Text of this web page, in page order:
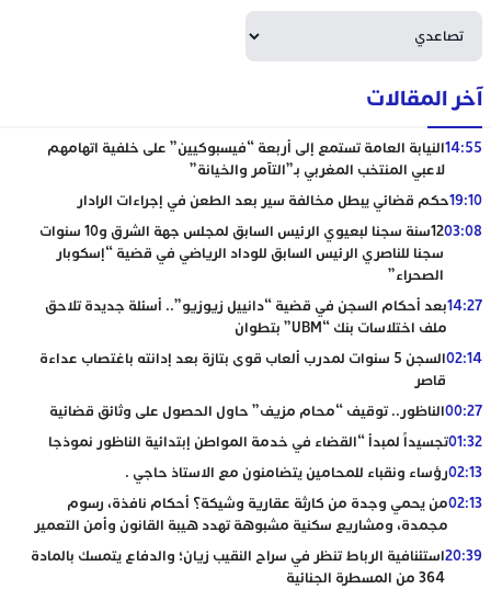
آخر المقالات
14:55النيابة العامة تستمع إلى أربعة “فيسبوكيين” على خلفية اتهامهم
لاعبي المنتخب المغربي بـ”التآمر والخيانة”
19:10حكم قضائي يبطل مخالفة سير بعد الطعن في إجراءات الرادار
03:08
12سنة سجنا لبعيوي الرئيس السابق لمجلس جهة الشرق و10 سنوات
سجنا للناصري الرئيس السابق للوداد الرياضي في قضية “إسكوبار
الصحراء”
14:27بعد أحكام السجن في قضية “دانييل زيوزيو”.. أسئلة جديدة تلاحق
ملف اختلاسات بنك “UBM” بتطوان
02:14
السجن 5 سنوات لمدرب ألعاب قوى بتازة بعد إدانته باغتصاب عداءة
قاصر
00:27الناظور.. توقيف “محام مزيف” حاول الحصول على وثائق قضائية
01:32تجسيداً لمبدأ “القضاء في خدمة المواطن إبتدائية الناظور نموذجا
02:13رؤساء ونقباء للمحامين يتضامنون مع الاستاذ حاجي .
02:13من يحمي وجدة من كارثة عقارية وشيكة؟ أحكام نافذة، رسوم
مجمدة، ومشاريع سكنية مشبوهة تهدد هيبة القانون وأمن التعمير
20:39استئنافية الرباط تنظر في سراح النقيب زيان؛ والدفاع يتمسك بالمادة
364 من المسطرة الجنائية